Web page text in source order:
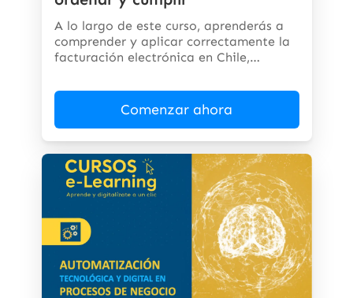
A lo largo de este curso, aprenderás a
comprender y aplicar correctamente la
facturación electrónica en Chile,
Comenzar ahora